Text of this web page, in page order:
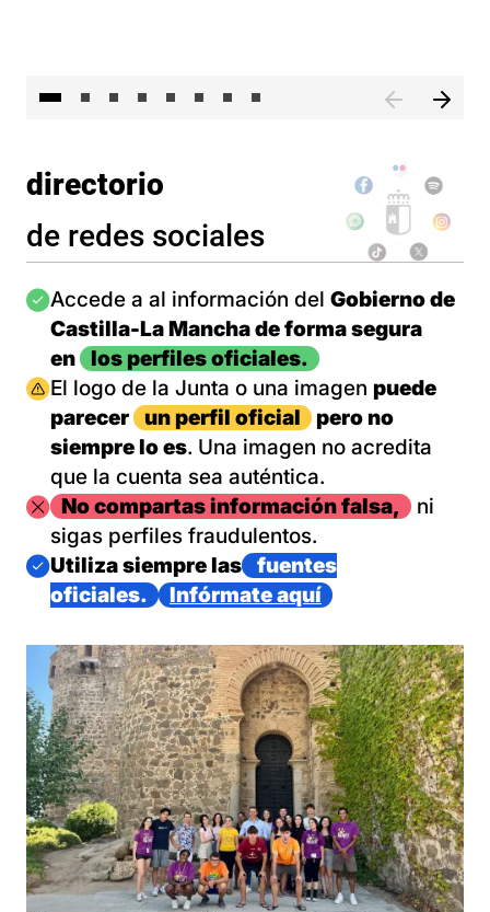
directorio
de redes sociales
Imagen
Accede a al información del Gobierno de
Castilla-La Mancha de forma segura
en
los perfiles oficiales.
Imagen
El logo de la Junta o una imagen puede
parecer
un perfil oficial
pero no
siempre lo es. Una imagen no acredita
que la cuenta sea auténtica.
ImagenNo compartas información falsa,
ni
sigas perfiles fraudulentos.
Imagen
Utiliza siempre las
fuentes
oficiales.
Infórmate aquí